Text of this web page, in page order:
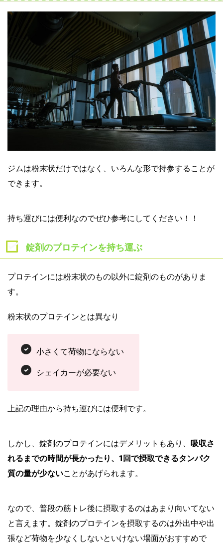
ジムは粉末状だけではなく、いろんな形で持参することが
できます。
持ち運びには便利なのでぜひ参考にしてください！！
錠剤のプロテインを持ち運ぶ
プロテインには粉末状のもの以外に錠剤のものがありま
す。
粉末状のプロテインとは異なり
小さくて荷物にならない
シェイカーが必要ない
上記の理由から持ち運びには便利です。
しかし、錠剤のプロテインにはデメリットもあり、 吸収さ
れるまでの時間が長かったり、1回で摂取できるタンパク
質の量が少ないことがあげられます。
なので、普段の筋トレ後に摂取するのはあまり向いてない
と言えます。錠剤のプロテインを摂取するのは外出中や出
張など荷物を少なくしないといけない場面がおすすめで